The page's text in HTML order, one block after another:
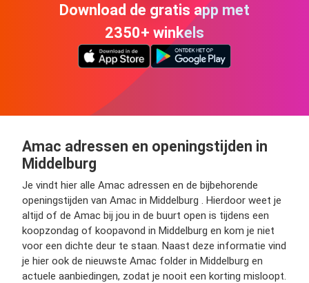
Download de gratis app met
2350+ winkels
Amac adressen en openingstijden in
Middelburg
Je vindt hier alle Amac adressen en de bijbehorende
openingstijden van Amac in Middelburg . Hierdoor weet je
altijd of de Amac bij jou in de buurt open is tijdens een
koopzondag of koopavond in Middelburg en kom je niet
voor een dichte deur te staan. Naast deze informatie vind
je hier ook de nieuwste Amac folder in Middelburg en
actuele aanbiedingen, zodat je nooit een korting misloopt.